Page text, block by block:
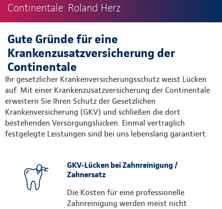
Continentale: Roland Herz
Gute Gründe für eine
Krankenzusatzversicherung der
Continentale
Ihr gesetzlicher Krankenversicherungsschutz weist Lücken
auf: Mit einer Krankenzusatzversicherung der Continentale
erweitern Sie Ihren Schutz der Gesetzlichen
Krankenversicherung (GKV) und schließen die dort
bestehenden Versorgungslücken. Einmal vertraglich
festgelegte Leistungen sind bei uns lebenslang garantiert.
GKV-Lücken bei Zahnreinigung /
Zahnersatz
Die Kosten für eine professionelle
Zahnreinigung werden meist nicht